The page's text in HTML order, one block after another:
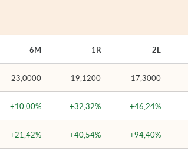
6M 1R 2L
23,0000 19,1200 17,3000
+10,00% +32,32% +46,24%
+21,42% +40,54% +94,40%